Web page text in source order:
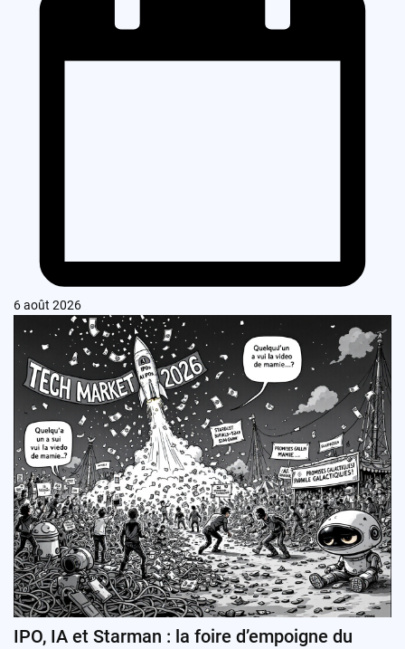
6 août 2026
IPO, IA et Starman : la foire d’empoigne du